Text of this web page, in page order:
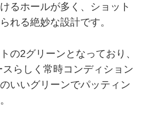
るホールが多く、ショット
れる絶妙な設計です。
の2グリーンとなっており、
らしく常時コンディション
いいグリーンでパッティン